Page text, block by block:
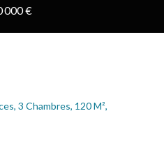
000 €
3 Chambres, 120 M²,